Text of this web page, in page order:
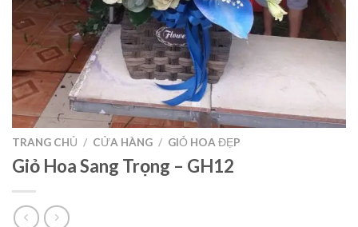
TRANG CHỦ / CỬA HÀNG / GIỎ HOA ĐẸP
Giỏ Hoa Sang Trọng – GH12